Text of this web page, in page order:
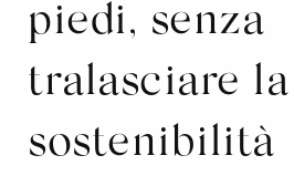
piedi, senza
tralasciare la
sostenibilità